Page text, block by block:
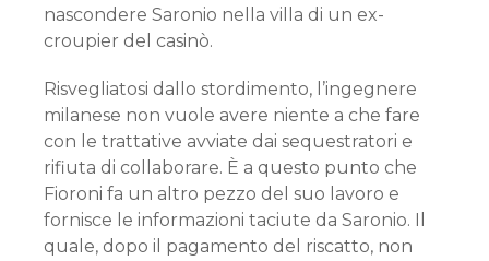
nascondere Saronio nella villa di un ex-
croupier del casinò.
Risvegliatosi dallo stordimento, l’ingegnere
milanese non vuole avere niente a che fare
con le trattative avviate dai sequestratori e
rifiuta di collaborare. È a questo punto che
Fioroni fa un altro pezzo del suo lavoro e
fornisce le informazioni taciute da Saronio. Il
quale, dopo il pagamento del riscatto, non